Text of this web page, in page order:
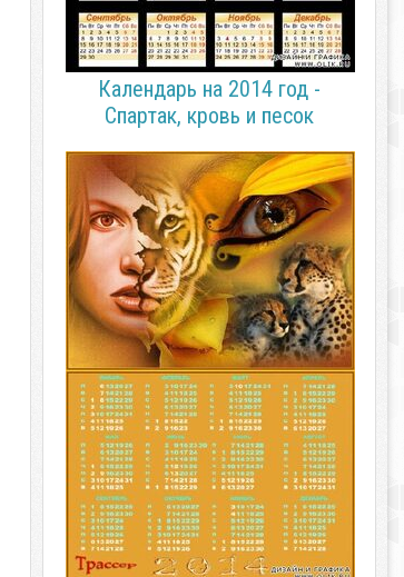
Календарь на 2014 год -
Спартак, кровь и песок